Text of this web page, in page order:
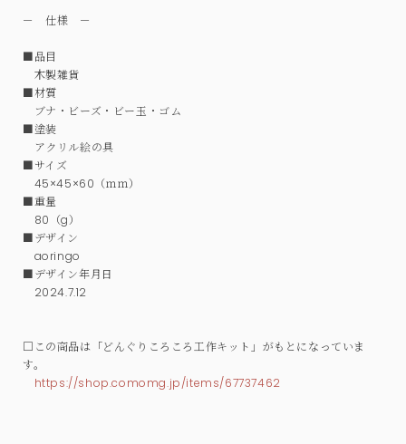
－ 仕様 －
■品目
木製雑貨
■材質
ブナ・ビーズ・ビー玉・ゴム
■塗装
アクリル絵の具
■サイズ
45×45×60（ｍｍ）
■重量
80（g）
■デザイン
aoringo
■デザイン年月日
2024.7.12
□この商品は「どんぐりころころ工作キット」がもとになっていま
す。
https://shop.comomg.jp/items/67737462